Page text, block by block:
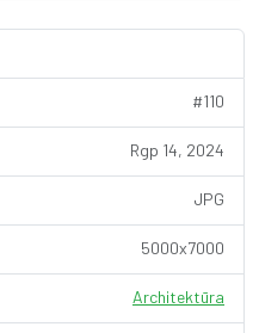
#110
Rgp 14, 2024
JPG
5000x7000
Architektūra